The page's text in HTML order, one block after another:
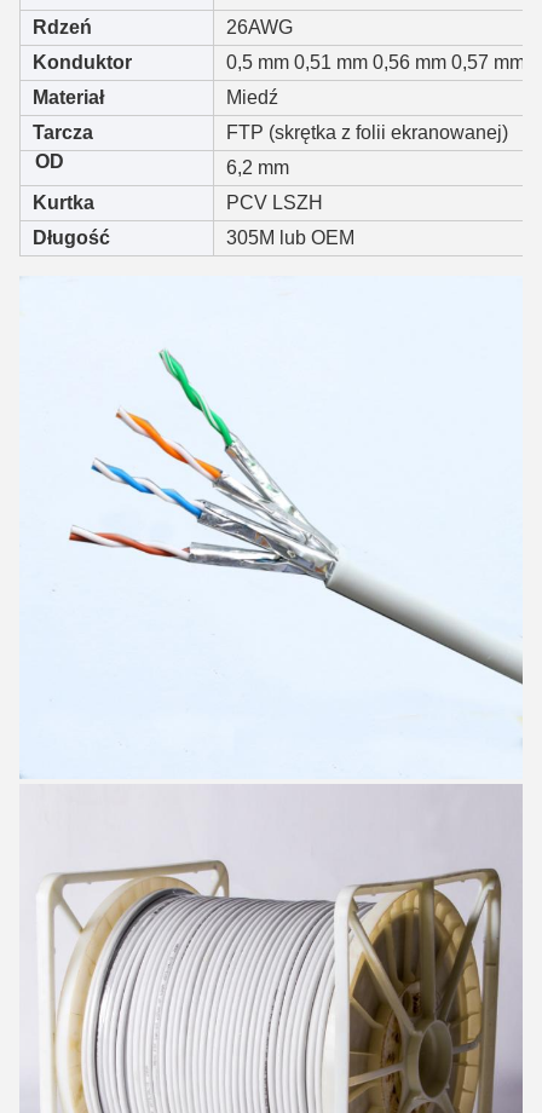
Rdzeń
26AWG
Konduktor
0,5 mm 0,51 mm 0,56 mm 0,57 mm
Materiał
Miedź
Tarcza
FTP (skrętka z folii ekranowanej)
OD
6,2 mm
Kurtka
PCV LSZH
Długość
305M lub OEM